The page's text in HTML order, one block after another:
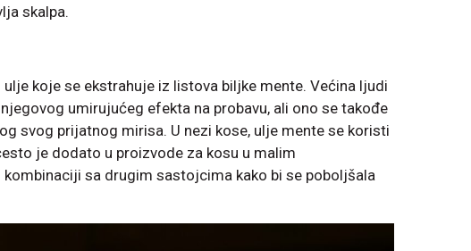
skalpa.
koje se ekstrahuje iz listova biljke mente. Većina ljudi
umirujućeg efekta na probavu, ali ono se takođe
svog prijatnog mirisa. U nezi kose, ulje mente se koristi
je dodato u proizvode za kosu u malim
sa drugim sastojcima kako bi se poboljšala